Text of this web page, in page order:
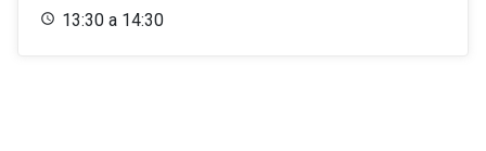
13:30 a 14:30